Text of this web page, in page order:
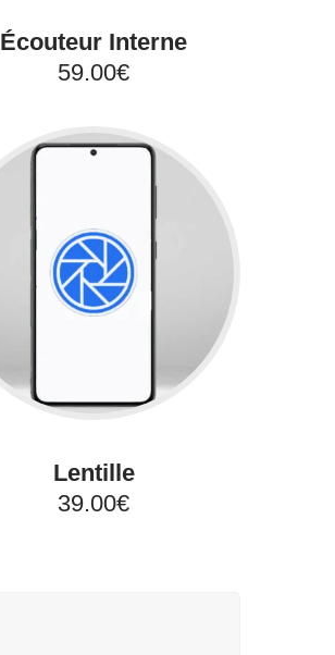
Écouteur Interne
59.00€
Lentille
39.00€